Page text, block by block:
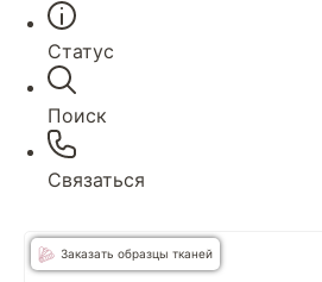
Статус
Поиск
Связаться
Заказать образцы тканей